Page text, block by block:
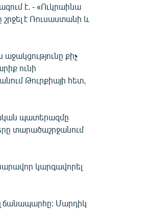
է. - «Ուկրաինա
է Ռուսաստանի և
քիչ
ունի
Թուրքիայի հետ,
պատերազմը
տարածաշրջանում
կարգավորել
ճանապարհը: Մարդիկ